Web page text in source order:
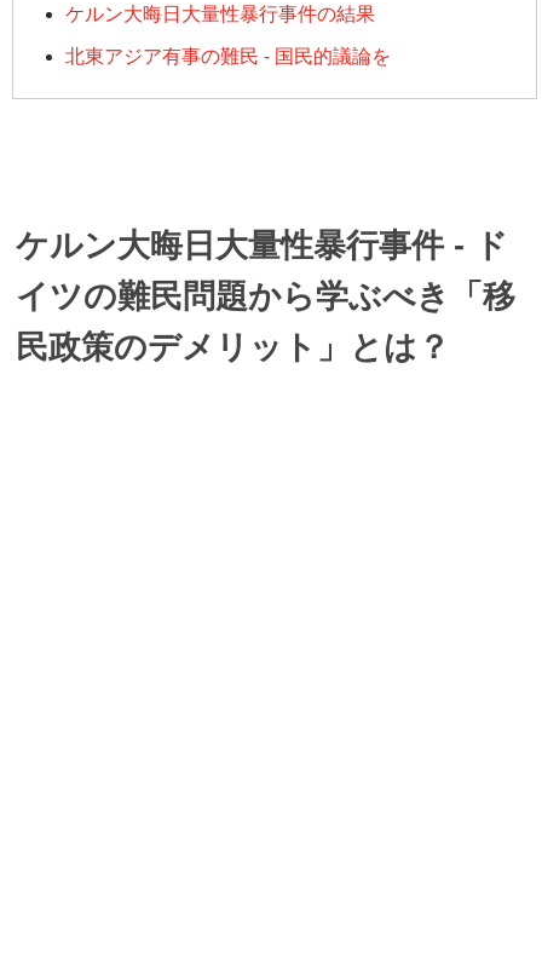
ケルン大晦日大量性暴行事件の結果
北東アジア有事の難民 - 国民的議論を
ケルン大晦日大量性暴行事件 - ド
イツの難民問題から学ぶべき「移
民政策のデメリット」とは？